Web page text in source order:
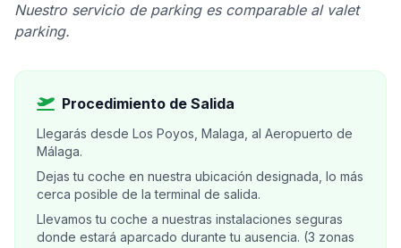
Nuestro servicio de parking es comparable al valet
parking.
Procedimiento de Salida
Llegarás desde Los Poyos, Malaga, al Aeropuerto de
Málaga.
Dejas tu coche en nuestra ubicación designada, lo más
cerca posible de la terminal de salida.
Llevamos tu coche a nuestras instalaciones seguras
donde estará aparcado durante tu ausencia. (3 zonas